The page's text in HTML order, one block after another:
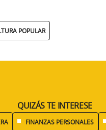
POPULAR
QUIZÁS TE INTERESE
FINANZAS PERSONALES